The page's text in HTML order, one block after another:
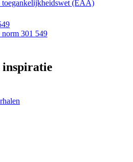
toegankelijkheidswet (EAA)
norm 301 549